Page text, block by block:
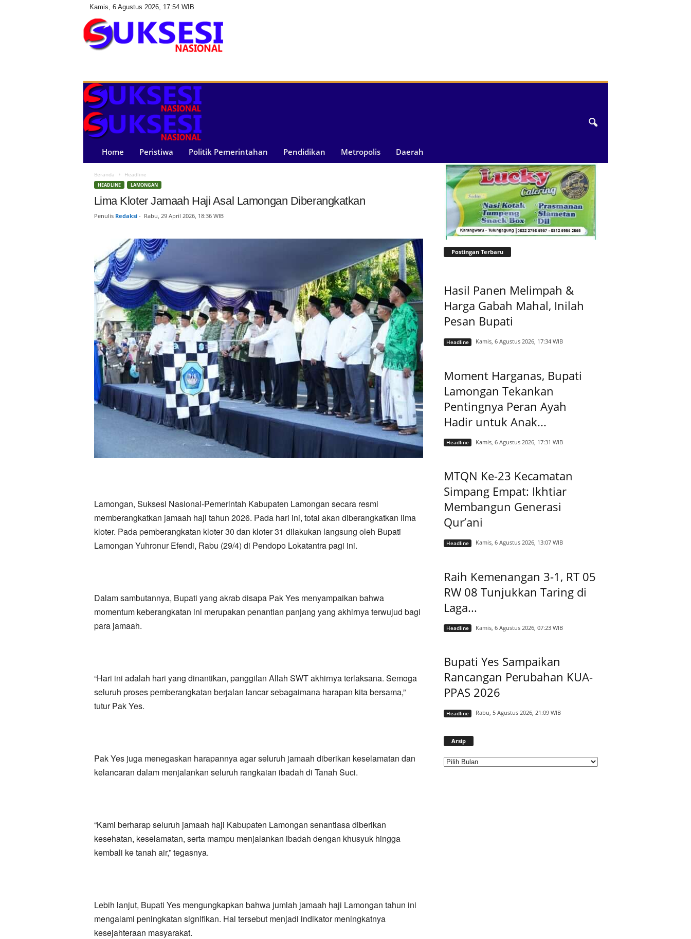
Kamis, 6 Agustus 2026, 17:54 WIB
s
e
i
N
i
Home Peristiwa Politik Pemerintahan Pendidikan Metropolis Daerah
Beranda Headline
HEADLINE LAMONGAN
Lima Kloter Jamaah Haji Asal Lamongan Diberangkatkan
Penulis Redaksi- Rabu, 29 April 2026, 18:36 WIB
Lamongan, Suksesi Nasional-Pemerintah Kabupaten Lamongan secara resmi
memberangkatkan jamaah haji tahun 2026. Pada hari ini, total akan diberangkatkan lima
kloter. Pada pemberangkatan kloter 30 dan kloter 31 dilakukan langsung oleh Bupati
Lamongan Yuhronur Efendi, Rabu (29/4) di Pendopo Lokatantra pagi ini.
Dalam sambutannya, Bupati yang akrab disapa Pak Yes menyampaikan bahwa
momentum keberangkatan ini merupakan penantian panjang yang akhirnya terwujud bagi
para jamaah.
“Hari ini adalah hari yang dinantikan, panggilan Allah SWT akhirnya terlaksana. Semoga
seluruh proses pemberangkatan berjalan lancar sebagaimana harapan kita bersama,”
tutur Pak Yes.
Pak Yes juga menegaskan harapannya agar seluruh jamaah diberikan keselamatan dan
kelancaran dalam menjalankan seluruh rangkaian ibadah di Tanah Suci.
“Kami berharap seluruh jamaah haji Kabupaten Lamongan senantiasa diberikan
kesehatan, keselamatan, serta mampu menjalankan ibadah dengan khusyuk hingga
kembali ke tanah air,” tegasnya.
Lebih lanjut, Bupati Yes mengungkapkan bahwa jumlah jamaah haji Lamongan tahun ini
mengalami peningkatan signifikan. Hal tersebut menjadi indikator meningkatnya
kesejahteraan masyarakat.
Postingan Terbaru
Hasil Panen Melimpah &
Harga Gabah Mahal, Inilah
Pesan Bupati
Headline Kamis, 6 Agustus 2026, 17:34 WIB
Moment Harganas, Bupati
Lamongan Tekankan
Pentingnya Peran Ayah
Hadir untuk Anak...
Headline Kamis, 6 Agustus 2026, 17:31 WIB
MTQN Ke-23 Kecamatan
Simpang Empat: Ikhtiar
Membangun Generasi
Qur’ani
Headline Kamis, 6 Agustus 2026, 13:07 WIB
Raih Kemenangan 3-1, RT 05
RW 08 Tunjukkan Taring di
Laga...
Headline Kamis, 6 Agustus 2026, 07:23 WIB
Bupati Yes Sampaikan
Rancangan Perubahan KUA-
PPAS 2026
Headline Rabu, 5 Agustus 2026, 21:09 WIB
Arsip